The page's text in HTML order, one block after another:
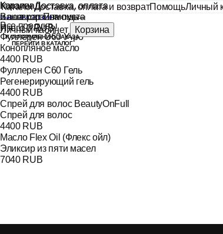
КаталогДоставка, оплата
и возвратПомощь
Личный кабинет
Корзина
Корзина
Ваша корзина пуста
Итого 0 RUB
К ОФОРМЛЕНИЮ ЗАКАЗА
ПЕРЕЙТИ В КАТАЛОГ
КаталогДоставка, оплата и возвратПомощьЛичный
ГлавнаяКатегорииВсе товары
Все продукты
Фуллерен С60 Утро
Конопляное масло
4400 RUB
Фуллерен С60 Гель
Регенерирующий гель
4400 RUB
Спрей для волос BeautyOnFull
Спрей для волос
4400 RUB
Масло Flex Oil (Флекс ойл)
Эликсир из пяти масел
7040 RUB